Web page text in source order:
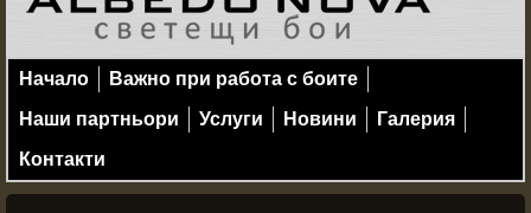
Начало
Важно при работа с боите
Наши партньори
Услуги Новини
Галерия
Контакти